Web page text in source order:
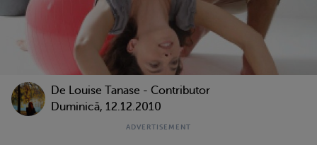
De Louise Tanase - Contributor
Duminică, 12.12.2010